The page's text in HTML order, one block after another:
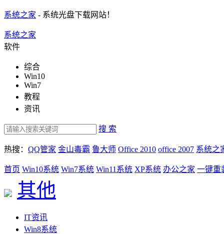
系统之家 - 系统光盘下载网站！
系统之家
软件
综合
Win10
Win7
教程
资讯
搜 索
热搜： QQ管家 金山毒霸 鲁大师 Office 2010 office 2007 系统之
首页 Win10系统 Win7系统 Win11系统 XP系统 办公之家 一键重
其他
IT资讯
Win8系统